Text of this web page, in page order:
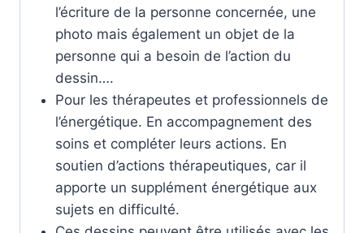
l’écriture de la personne concernée, une
photo mais également un objet de la
personne qui a besoin de l’action du
dessin….
Pour les thérapeutes et professionnels de
l’énergétique. En accompagnement des
soins et compléter leurs actions. En
soutien d’actions thérapeutiques, car il
apporte un supplément énergétique aux
sujets en difficulté.